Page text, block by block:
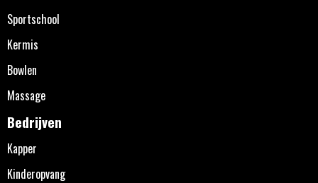
Sportschool
Kermis
Bowlen
Massage
Bedrijven
Kapper
Kinderopvang